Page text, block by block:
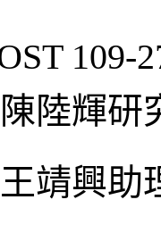
109-
陸輝研
王靖興助